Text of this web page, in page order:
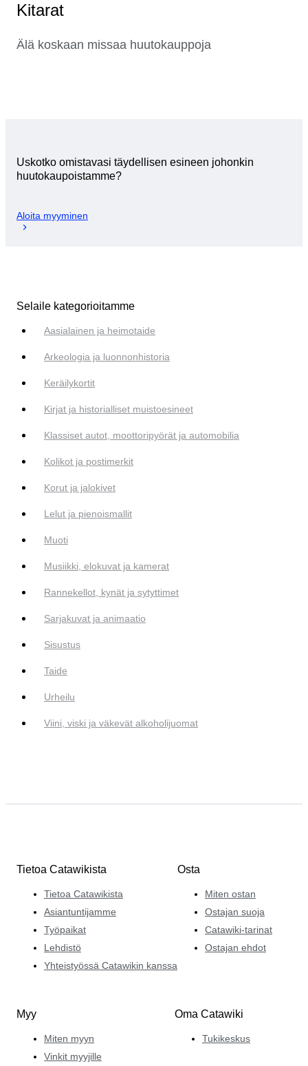
Kitarat
Älä koskaan missaa huutokauppoja
Uskotko omistavasi täydellisen esineen johonkin
huutokaupoistamme?
Aloita myyminen
Selaile kategorioitamme
Aasialainen ja heimotaide
Arkeologia ja luonnonhistoria
Keräilykortit
Kirjat ja historialliset muistoesineet
Klassiset autot, moottoripyörät ja automobilia
Kolikot ja postimerkit
Korut ja jalokivet
Lelut ja pienoismallit
Muoti
Musiikki, elokuvat ja kamerat
Rannekellot, kynät ja sytyttimet
Sarjakuvat ja animaatio
Sisustus
Taide
Urheilu
Viini, viski ja väkevät alkoholijuomat
Tietoa Catawikista
Tietoa Catawikista
Asiantuntijamme
Työpaikat
Lehdistö
Yhteistyössä Catawikin kanssa
Osta
Miten ostan
Ostajan suoja
Catawiki-tarinat
Ostajan ehdot
Myy
Miten myyn
Vinkit myyjille
Oma Catawiki
Tukikeskus